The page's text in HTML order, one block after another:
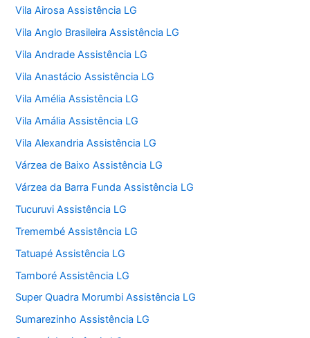
Vila Airosa Assistência LG
Vila Anglo Brasileira Assistência LG
Vila Andrade Assistência LG
Vila Anastácio Assistência LG
Vila Amélia Assistência LG
Vila Amália Assistência LG
Vila Alexandria Assistência LG
Várzea de Baixo Assistência LG
Várzea da Barra Funda Assistência LG
Tucuruvi Assistência LG
Tremembé Assistência LG
Tatuapé Assistência LG
Tamboré Assistência LG
Super Quadra Morumbi Assistência LG
Sumarezinho Assistência LG